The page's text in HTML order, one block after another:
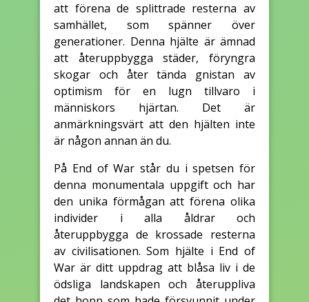
att förena de splittrade resterna av
samhället, som spänner över
generationer. Denna hjälte är ämnad
att återuppbygga städer, föryngra
skogar och åter tända gnistan av
optimism för en lugn tillvaro i
människors hjärtan. Det är
anmärkningsvärt att den hjälten inte
är någon annan än du.
På End of War står du i spetsen för
denna monumentala uppgift och har
den unika förmågan att förena olika
individer i alla åldrar och
återuppbygga de krossade resterna
av civilisationen. Som hjälte i End of
War är ditt uppdrag att blåsa liv i de
ödsliga landskapen och återuppliva